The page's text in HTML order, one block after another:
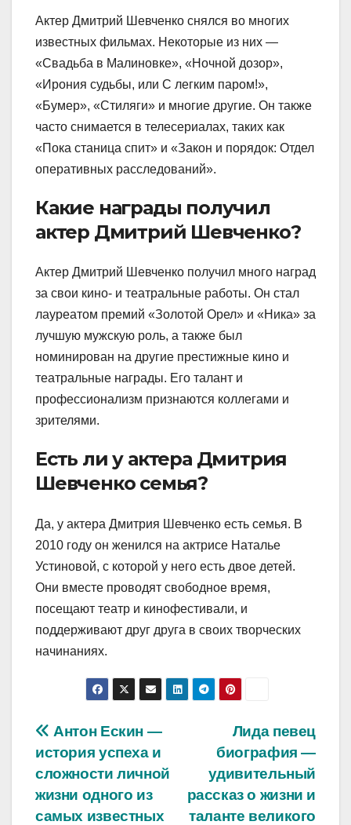
Актер Дмитрий Шевченко снялся во многих
известных фильмах. Некоторые из них —
«Свадьба в Малиновке», «Ночной дозор»,
«Ирония судьбы, или С легким паром!»,
«Бумер», «Стиляги» и многие другие. Он также
часто снимается в телесериалах, таких как
«Пока станица спит» и «Закон и порядок: Отдел
оперативных расследований».
Какие награды получил
актер Дмитрий Шевченко?
Актер Дмитрий Шевченко получил много наград
за свои кино- и театральные работы. Он стал
лауреатом премий «Золотой Орел» и «Ника» за
лучшую мужскую роль, а также был
номинирован на другие престижные кино и
театральные награды. Его талант и
профессионализм признаются коллегами и
зрителями.
Есть ли у актера Дмитрия
Шевченко семья?
Да, у актера Дмитрия Шевченко есть семья. В
2010 году он женился на актрисе Наталье
Устиновой, с которой у него есть двое детей.
Они вместе проводят свободное время,
посещают театр и кинофестивали, и
поддерживают друг друга в своих творческих
начинаниях.
Навигация
по
записям
Лида певец
биография —
удивительный
рассказ о жизни и
таланте великого
Антон Ескин —
история успеха и
сложности личной
жизни одного из
самых известных